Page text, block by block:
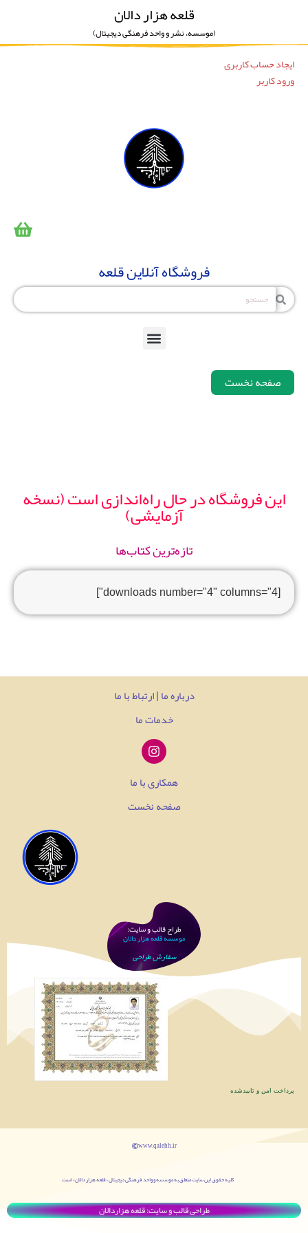
قلعه هزار دالان
(موسسه، نشر و واحد فرهنگی دیجیتال)
ایجاد حساب کاربری
ورود کاربر
فروشگاه آنلاین قلعه
صفحه نخست
این فروشگاه در حال راه‌اندازی است (نسخه
آزمایشی)
تازه‌ترین کتاب‌ها
درباره ما | ارتباط با ما
خدمات ما
همکاری با ما
صفحه نخست
طراح قالب و سایت:
موسسه قلعه هزار دالان
سفارش طراحی
پرداخت امن و تاییدشده
www.qalehh.ir
کليه حقوق اين سایت متعلق به موسسه و واحد فرهنگی دیجیتال «قلعه هزار دالان» است
طراحی قالب و سایت: قلعه هزاردالان